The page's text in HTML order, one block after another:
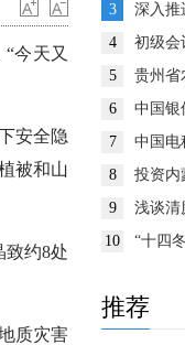
今天又
安全隐
被和山
约8处
质灾害
3
深入推
4
初级会
5
贵州省
单推动企
6
中国银
益保护监管
7
中国电
8
投资内
9
浅谈清
10
“十四
推荐